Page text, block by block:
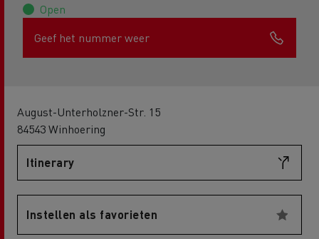
Open
Geef het nummer weer
August-Unterholzner-Str. 15
84543 Winhoering
Itinerary
Instellen als favorieten